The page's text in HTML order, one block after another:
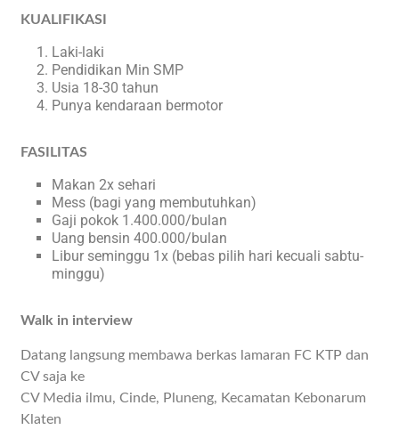
KUALIFIKASI
Laki-laki
Pendidikan Min SMP
Usia 18-30 tahun
Punya kendaraan bermotor
FASILITAS
Makan 2x sehari
Mess (bagi yang membutuhkan)
Gaji pokok 1.400.000/bulan
Uang bensin 400.000/bulan
Libur seminggu 1x (bebas pilih hari kecuali sabtu-
minggu)
Walk in interview
Datang langsung membawa berkas lamaran FC KTP dan
CV saja ke
CV Media ilmu, Cinde, Pluneng, Kecamatan Kebonarum
Klaten